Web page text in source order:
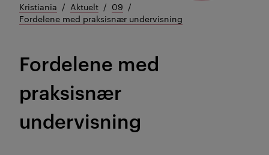
Kristiania Aktuelt
09
Fordelene med praksisnær undervisning
Fordelene med
praksisnær
undervisning